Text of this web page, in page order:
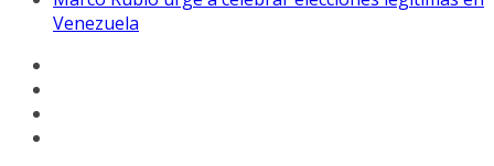
Venezuela